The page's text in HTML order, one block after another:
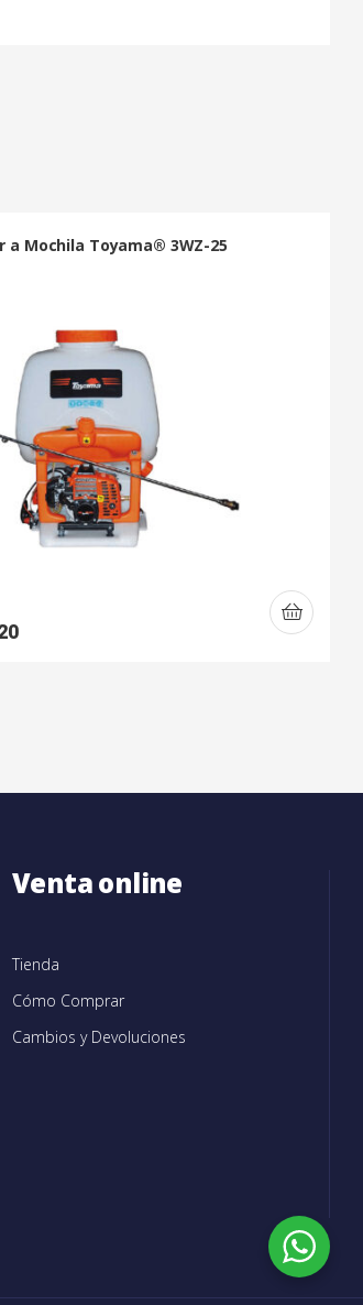
a Mochila Toyama® 3WZ-25
Venta online
Tienda
Cómo Comprar
Cambios y Devoluciones